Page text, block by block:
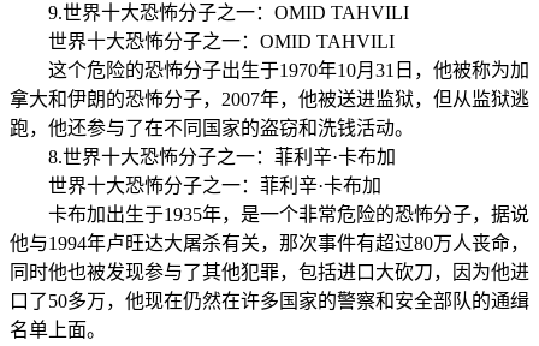
9.世界十大恐怖分子之一：OMID TAHVILI
世界十大恐怖分子之一：OMID TAHVILI
这个危险的恐怖分子出生于1970年10月31日，他被称为加
拿大和伊朗的恐怖分子，2007年，他被送进监狱，但从监狱逃
跑，他还参与了在不同国家的盗窃和洗钱活动。
8.世界十大恐怖分子之一：菲利辛·卡布加
世界十大恐怖分子之一：菲利辛·卡布加
卡布加出生于1935年，是一个非常危险的恐怖分子，据说
他与1994年卢旺达大屠杀有关，那次事件有超过80万人丧命，
同时他也被发现参与了其他犯罪，包括进口大砍刀，因为他进
口了50多万，他现在仍然在许多国家的警察和安全部队的通缉
名单上面。